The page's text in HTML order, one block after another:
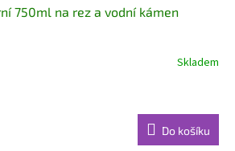
750ml na rez a vodní kámen
Skladem
Do košíku